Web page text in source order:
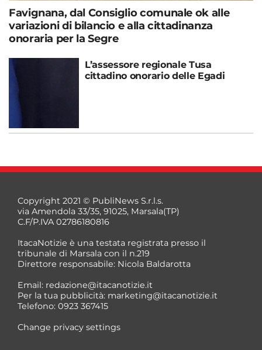
Favignana, dal Consiglio comunale ok alle
variazioni di bilancio e alla cittadinanza
onoraria per la Segre
L’assessore regionale Tusa
cittadino onorario delle Egadi
Copyright 2021 © PubliNews S.r.l.s.
via Amendola 33/35, 91025, Marsala(TP)
C.F/P.IVA 02786180816
ItacaNotizie è una testata registrata presso il
tribunale di Marsala con il n.219
Direttore responsabile: Nicola Baldarotta
Email: redazione@itacanotizie.it
Per la tua pubblicità: marketing@itacanotizie.it
Telefono: 0923 367415
Change privacy settings